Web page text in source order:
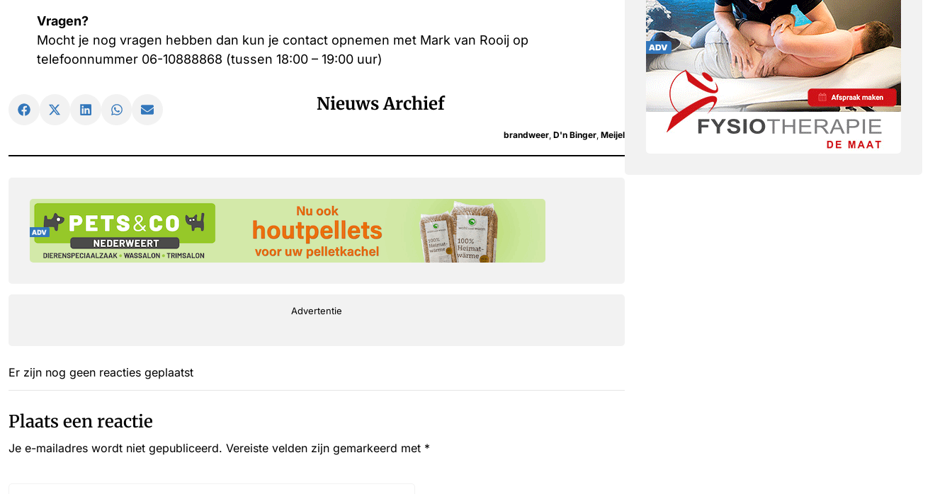
Vragen?
Mocht je nog vragen hebben dan kun je contact opnemen met Mark van Rooij op
telefoonnummer 06-10888868 (tussen 18:00 – 19:00 uur)
Nieuws Archief
brandweer D'n Binger Meijel
Advertentie
Er zijn nog geen reacties geplaatst
Plaats een reactie
Je e-mailadres wordt niet gepubliceerd. Vereiste velden zijn gemarkeerd met *